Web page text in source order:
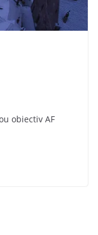
obiectiv AF